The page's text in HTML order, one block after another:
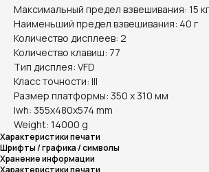
Максимальный предел взвешивания: 15 кг
Наименьший предел взвешивания: 40 г
Количество дисплеев: 2
Количество клавиш: 77
Тип дисплея: VFD
Класс точности: III
Размер платформы: 350 x 310 мм
lwh: 355x480x574 mm
Weight: 14000 g
Характеристики печати
Шрифты / графика / символы
Хранение информации